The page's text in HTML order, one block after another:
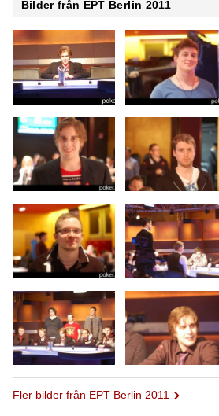
Bilder från EPT Berlin 2011
Fler bilder från EPT Berlin 2011